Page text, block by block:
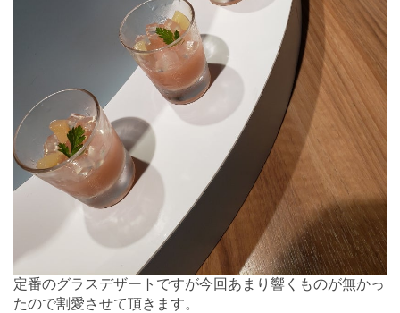
定番のグラスデザートですが今回あまり響くものが無かっ
たので割愛させて頂きます。